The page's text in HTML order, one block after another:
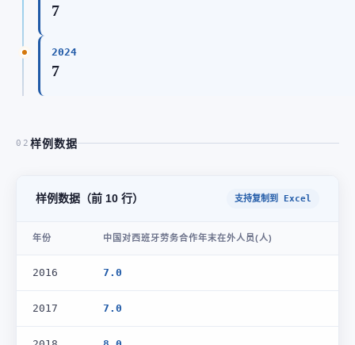
7
2024
7
02 样例数据
样例数据（前 10 行） 支持复制到 Excel
年份 中国对西班牙劳务合作年末在外人员(人)
2016 7.0
2017 7.0